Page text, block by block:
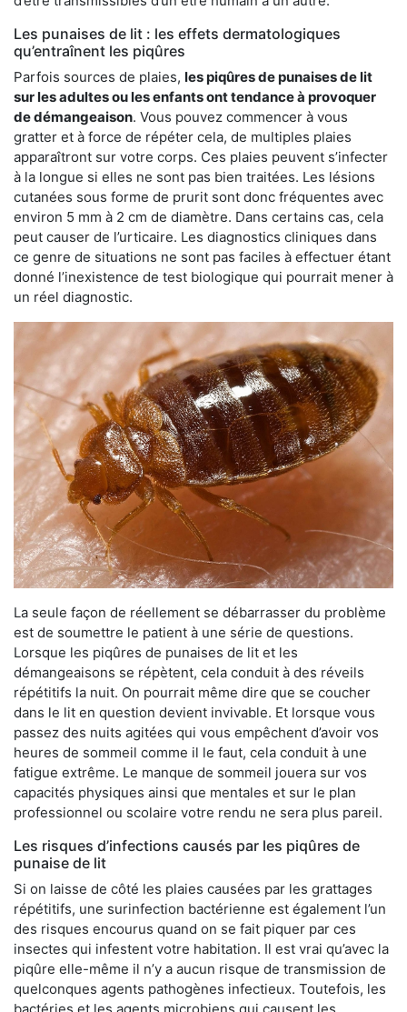
Les punaises de lit : les effets dermatologiques
qu’entraînent les piqûres
Parfois sources de plaies, les piqûres de punaises de lit
sur les adultes ou les enfants ont tendance à provoquer
de démangeaison. Vous pouvez commencer à vous
gratter et à force de répéter cela, de multiples plaies
apparaîtront sur votre corps. Ces plaies peuvent s’infecter
à la longue si elles ne sont pas bien traitées. Les lésions
cutanées sous forme de prurit sont donc fréquentes avec
environ 5 mm à 2 cm de diamètre. Dans certains cas, cela
peut causer de l’urticaire. Les diagnostics cliniques dans
ce genre de situations ne sont pas faciles à effectuer étant
donné l’inexistence de test biologique qui pourrait mener à
un réel diagnostic.
La seule façon de réellement se débarrasser du problème
est de soumettre le patient à une série de questions.
Lorsque les piqûres de punaises de lit et les
démangeaisons se répètent, cela conduit à des réveils
répétitifs la nuit. On pourrait même dire que se coucher
dans le lit en question devient invivable. Et lorsque vous
passez des nuits agitées qui vous empêchent d’avoir vos
heures de sommeil comme il le faut, cela conduit à une
fatigue extrême. Le manque de sommeil jouera sur vos
capacités physiques ainsi que mentales et sur le plan
professionnel ou scolaire votre rendu ne sera plus pareil.
Les risques d’infections causés par les piqûres de
punaise de lit
Si on laisse de côté les plaies causées par les grattages
répétitifs, une surinfection bactérienne est également l’un
des risques encourus quand on se fait piquer par ces
insectes qui infestent votre habitation. Il est vrai qu’avec la
piqûre elle-même il n’y a aucun risque de transmission de
quelconques agents pathogènes infectieux. Toutefois, les